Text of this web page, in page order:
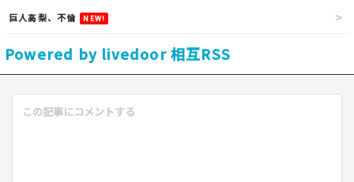
巨人高梨、不倫 NEW!
Powered by livedoor 相互RSS